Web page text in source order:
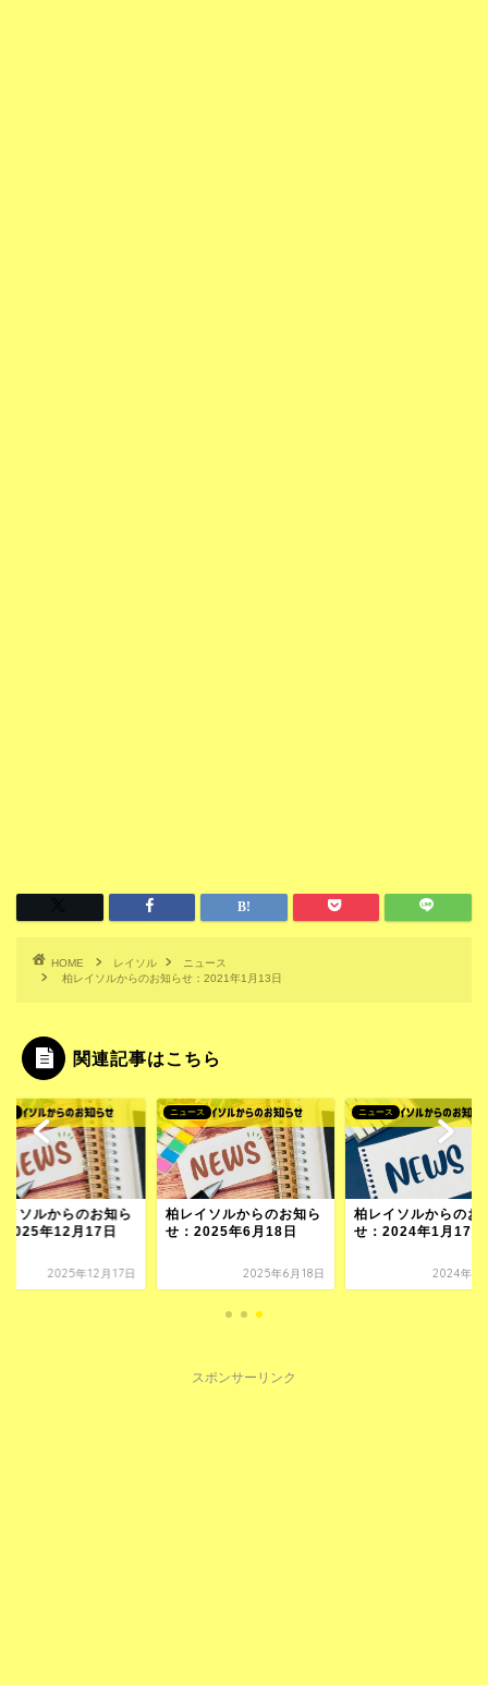
HOME レイソル
ニュース
柏レイソルからのお知らせ：2021年1月13日
関連記事はこちら
イソルからのお知ら
2025年12月17日
2025年12月17日
ニュース
柏レイソルからのお知ら
せ：2025年6月18日
2025年6月18日
ニュース
柏レイソルからのお
せ：2024年1月17日
2024年1
スポンサーリンク